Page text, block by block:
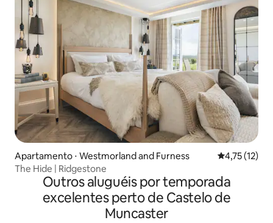
Apartamento ⋅ Westmorland and Furness 4,75 de uma
4,75 (12)
The Hide | Ridgestone
Outros aluguéis por temporada
excelentes perto de Castelo de
Muncaster